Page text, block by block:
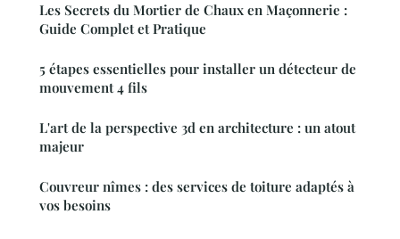
Les Secrets du Mortier de Chaux en Maçonnerie :
Guide Complet et Pratique
5 étapes essentielles pour installer un détecteur de
mouvement 4 fils
L'art de la perspective 3d en architecture : un atout
majeur
Couvreur nîmes : des services de toiture adaptés à
vos besoins